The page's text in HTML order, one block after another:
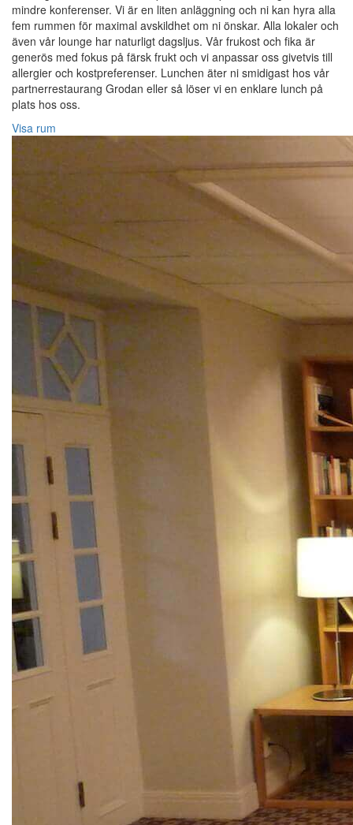
mindre konferenser. Vi är en liten anläggning och ni kan hyra alla
fem rummen för maximal avskildhet om ni önskar. Alla lokaler och
även vår lounge har naturligt dagsljus. Vår frukost och fika är
generös med fokus på färsk frukt och vi anpassar oss givetvis till
allergier och kostpreferenser. Lunchen äter ni smidigast hos vår
partnerrestaurang Grodan eller så löser vi en enklare lunch på
plats hos oss.
Visa rum